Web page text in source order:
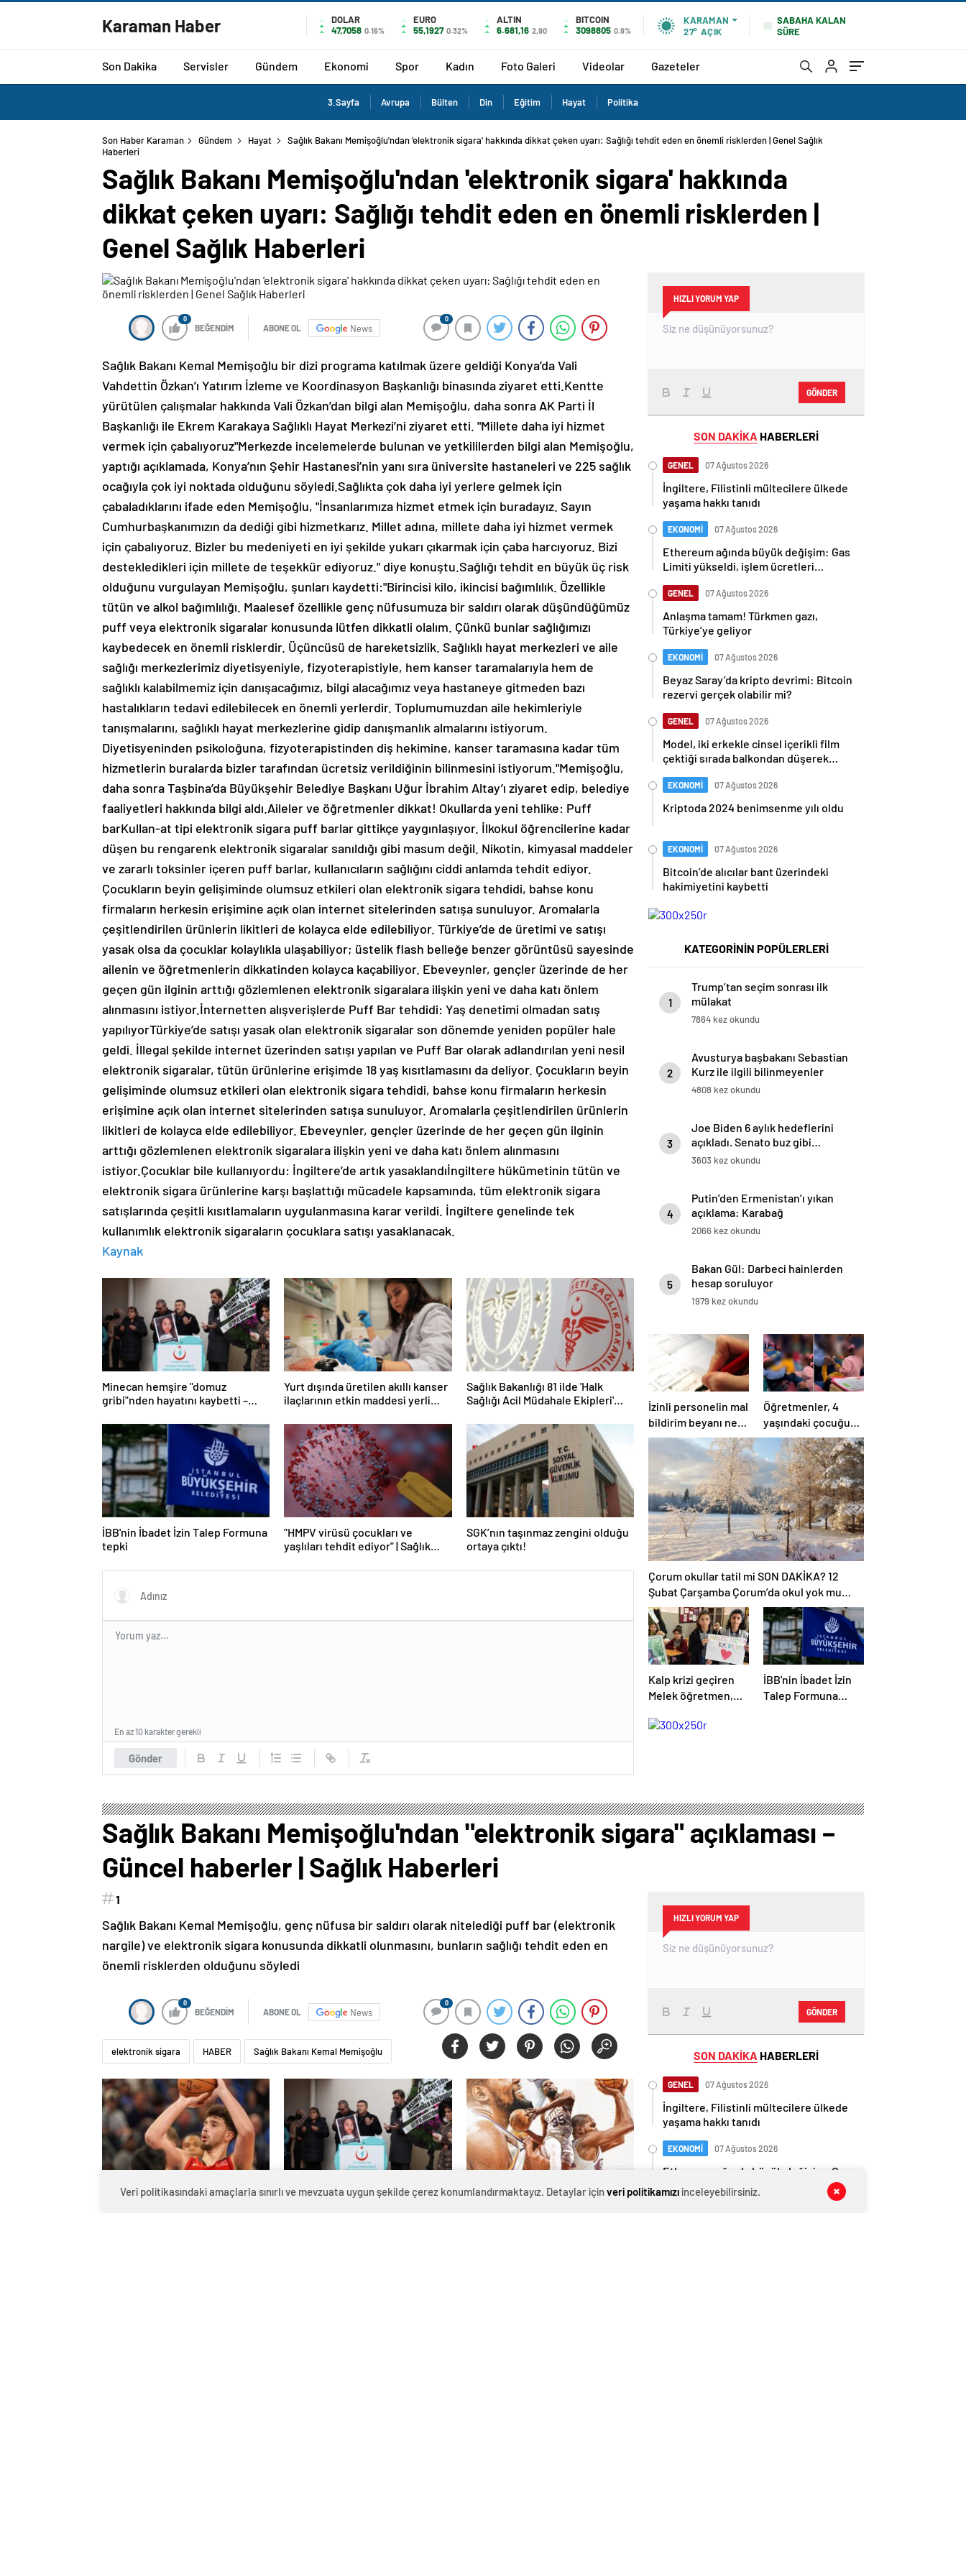
Karaman Haber
DOLAR
47,7058 0.16%
EURO
55,1927 0.32%
ALTIN
6.681,16 2,90
BITCOIN
3098805 0.9%
KARAMAN
27° AÇIK
SABAHA KALAN
SÜRE
Son Dakika Servisler Gündem Ekonomi Spor Kadın Foto Galeri Videolar Gazeteler
3.Sayfa Avrupa Bülten Din Eğitim Hayat Politika
Son Haber Karaman Gündem Hayat
Sağlık Bakanı Memişoğlu'ndan 'elektronik sigara' hakkında dikkat çeken uyarı: Sağlığı tehdit eden en önemli risklerden | Genel Sağlık
Haberleri
Sağlık Bakanı Memişoğlu'ndan 'elektronik sigara' hakkında
dikkat çeken uyarı: Sağlığı tehdit eden en önemli risklerden |
Genel Sağlık Haberleri
0
BEĞENDİM ABONE OL News
0
Sağlık Bakanı Kemal Memişoğlu bir dizi programa katılmak üzere geldiği Konya’da Vali
Vahdettin Özkan’ı Yatırım İzleme ve Koordinasyon Başkanlığı binasında ziyaret etti.Kentte
yürütülen çalışmalar hakkında Vali Özkan’dan bilgi alan Memişoğlu, daha sonra AK Parti İl
Başkanlığı ile Ekrem Karakaya Sağlıklı Hayat Merkezi’ni ziyaret etti. "Millete daha iyi hizmet
vermek için çabalıyoruz"Merkezde incelemelerde bulunan ve yetkililerden bilgi alan Memişoğlu,
yaptığı açıklamada, Konya’nın Şehir Hastanesi’nin yanı sıra üniversite hastaneleri ve 225 sağlık
ocağıyla çok iyi noktada olduğunu söyledi.Sağlıkta çok daha iyi yerlere gelmek için
çabaladıklarını ifade eden Memişoğlu, "İnsanlarımıza hizmet etmek için buradayız. Sayın
Cumhurbaşkanımızın da dediği gibi hizmetkarız. Millet adına, millete daha iyi hizmet vermek
için çabalıyoruz. Bizler bu medeniyeti en iyi şekilde yukarı çıkarmak için çaba harcıyoruz. Bizi
destekledikleri için millete de teşekkür ediyoruz." diye konuştu.Sağlığı tehdit en büyük üç risk
olduğunu vurgulayan Memişoğlu, şunları kaydetti:"Birincisi kilo, ikincisi bağımlılık. Özellikle
tütün ve alkol bağımlılığı. Maalesef özellikle genç nüfusumuza bir saldırı olarak düşündüğümüz
puff veya elektronik sigaralar konusunda lütfen dikkatli olalım. Çünkü bunlar sağlığımızı
kaybedecek en önemli risklerdir. Üçüncüsü de hareketsizlik. Sağlıklı hayat merkezleri ve aile
sağlığı merkezlerimiz diyetisyeniyle, fizyoterapistiyle, hem kanser taramalarıyla hem de
sağlıklı kalabilmemiz için danışacağımız, bilgi alacağımız veya hastaneye gitmeden bazı
hastalıkların tedavi edilebilecek en önemli yerlerdir. Toplumumuzdan aile hekimleriyle
tanışmalarını, sağlıklı hayat merkezlerine gidip danışmanlık almalarını istiyorum.
Diyetisyeninden psikoloğuna, fizyoterapistinden diş hekimine, kanser taramasına kadar tüm
hizmetlerin buralarda bizler tarafından ücretsiz verildiğinin bilinmesini istiyorum."Memişoğlu,
daha sonra Taşbina’da Büyükşehir Belediye Başkanı Uğur İbrahim Altay’ı ziyaret edip, belediye
faaliyetleri hakkında bilgi aldı.Aileler ve öğretmenler dikkat! Okullarda yeni tehlike: Puff
barKullan-at tipi elektronik sigara puff barlar gittikçe yaygınlaşıyor. İlkokul öğrencilerine kadar
düşen bu rengarenk elektronik sigaralar sanıldığı gibi masum değil. Nikotin, kimyasal maddeler
ve zararlı toksinler içeren puff barlar, kullanıcıların sağlığını ciddi anlamda tehdit ediyor.
Çocukların beyin gelişiminde olumsuz etkileri olan elektronik sigara tehdidi, bahse konu
firmaların herkesin erişimine açık olan internet sitelerinden satışa sunuluyor. Aromalarla
çeşitlendirilen ürünlerin likitleri de kolayca elde edilebiliyor. Türkiye’de de üretimi ve satışı
yasak olsa da çocuklar kolaylıkla ulaşabiliyor; üstelik flash belleğe benzer görüntüsü sayesinde
ailenin ve öğretmenlerin dikkatinden kolayca kaçabiliyor. Ebeveynler, gençler üzerinde de her
geçen gün ilginin arttığı gözlemlenen elektronik sigaralara ilişkin yeni ve daha katı önlem
alınmasını istiyor.İnternetten alışverişlerde Puff Bar tehdidi: Yaş denetimi olmadan satış
yapılıyorTürkiye’de satışı yasak olan elektronik sigaralar son dönemde yeniden popüler hale
geldi. İllegal şekilde internet üzerinden satışı yapılan ve Puff Bar olarak adlandırılan yeni nesil
elektronik sigaralar, tütün ürünlerine erişimde 18 yaş kısıtlamasını da deliyor. Çocukların beyin
gelişiminde olumsuz etkileri olan elektronik sigara tehdidi, bahse konu firmaların herkesin
erişimine açık olan internet sitelerinden satışa sunuluyor. Aromalarla çeşitlendirilen ürünlerin
likitleri de kolayca elde edilebiliyor. Ebeveynler, gençler üzerinde de her geçen gün ilginin
arttığı gözlemlenen elektronik sigaralara ilişkin yeni ve daha katı önlem alınmasını
istiyor.Çocuklar bile kullanıyordu: İngiltere’de artık yasaklandıİngiltere hükümetinin tütün ve
elektronik sigara ürünlerine karşı başlattığı mücadele kapsamında, tüm elektronik sigara
satışlarında çeşitli kısıtlamaların uygulanmasına karar verildi. İngiltere genelinde tek
kullanımlık elektronik sigaraların çocuklara satışı yasaklanacak.
Kaynak
Minecan hemşire "domuz
gribi"nden hayatını kaybetti –
Yurt dışında üretilen akıllı kanser
ilaçlarının etkin maddesi yerli
Haberleri
Sağlık Bakanlığı 81 ilde 'Halk
Sağlığı Acil Müdahale Ekipleri'
İBB'nin İbadet İzin Talep Formuna
tepki
"HMPV virüsü çocukları ve
yaşlıları tehdit ediyor" | Sağlık
SGK’nın taşınmaz zengini olduğu
ortaya çıktı!
Gönder
En az 10 karakter gerekli
HIZLI YORUM YAP
GÖNDER
SON DAKİKA HABERLERİ
GENEL 07 Ağustos 2026
İngiltere, Filistinli mültecilere ülkede
yaşama hakkı tanıdı
EKONOMİ 07 Ağustos 2026
Ethereum ağında büyük değişim: Gas
Limiti yükseldi, işlem ücretleri
GENEL 07 Ağustos 2026
Anlaşma tamam! Türkmen gazı,
Türkiye’ye geliyor
EKONOMİ 07 Ağustos 2026
Beyaz Saray’da kripto devrimi: Bitcoin
rezervi gerçek olabilir mi?
GENEL 07 Ağustos 2026
Model, iki erkekle cinsel içerikli film
çektiği sırada balkondan düşerek
EKONOMİ 07 Ağustos 2026
Kriptoda 2024 benimsenme yılı oldu
EKONOMİ 07 Ağustos 2026
Bitcoin’de alıcılar bant üzerindeki
hakimiyetini kaybetti
KATEGORİNİN POPÜLERLERİ
1
Trump’tan seçim sonrası ilk
mülakat
7864 kez okundu
2
Avusturya başbakanı Sebastian
Kurz ile ilgili bilinmeyenler
4808 kez okundu
3
Joe Biden 6 aylık hedeflerini
açıkladı. Senato buz gibi…
3603 kez okundu
4
Putin’den Ermenistan’ı yıkan
açıklama: Karabağ
Azerbaycan’ın ayrılmaz bir
2066 kez okundu
5
Bakan Gül: Darbeci hainlerden
hesap soruluyor
1979 kez okundu
İzinli personelin mal
bildirim beyanı ne
zaman yapılır?
Öğretmenler, 4
yaşındaki çocuğun
dövülmesini
gülerek izledi
Çorum okullar tatil mi SON DAKİKA? 12
Şubat Çarşamba Çorum’da okul yok mu
(Çorum Valiliği Açıklaması – KAR TATİLİ)?
Kalp krizi geçiren
Melek öğretmen,
İBB'nin İbadet İzin
Talep Formuna
Sağlık Bakanı Memişoğlu'ndan "elektronik sigara" açıklaması –
Güncel haberler | Sağlık Haberleri
1
Sağlık Bakanı Kemal Memişoğlu, genç nüfusa bir saldırı olarak nitelediği puff bar (elektronik
nargile) ve elektronik sigara konusunda dikkatli olunmasını, bunların sağlığı tehdit eden en
önemli risklerden olduğunu söyledi
0 0
elektronik sigara HABER Sağlık Bakanı Kemal Memişoğlu
Eski başantrenörü Hakan
Minecan hemşire "domuz
NBA'de Kevin Durant tarihe geçti
HIZLI YORUM YAP
GÖNDER
SON DAKİKA HABERLERİ
GENEL 07 Ağustos 2026
İngiltere, Filistinli mültecilere ülkede
yaşama hakkı tanıdı
EKONOMİ 07 Ağustos 2026
Ethereum ağında büyük değişim: Gas
Limiti yükseldi, işlem ücretleri
düşebilir mi?
Veri politikasındaki amaçlarla sınırlı ve mevzuata uygun şekilde çerez konumlandırmaktayız. Detaylar için veri politikamızıinceleyebilirsiniz.